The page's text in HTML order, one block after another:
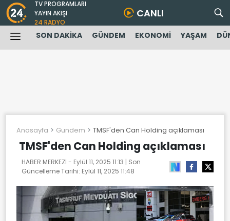
TV PROGRAMLARI
YAYIN AKIŞI
24 RADYO
CANLI
SON DAKİKA GÜNDEM EKONOMİ YAŞAM
Anasayfa Gundem TMSF'den Can Holding açıklaması
TMSF'den Can Holding açıklaması
HABER MERKEZİ - Eylül 11, 2025 11:13 | Son
Güncelleme Tarihi: Eylül 11, 2025 11:48